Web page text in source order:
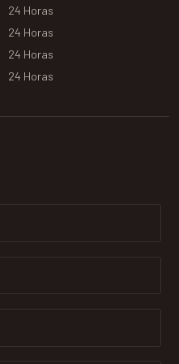
24 Horas
24 Horas
24 Horas
24 Horas